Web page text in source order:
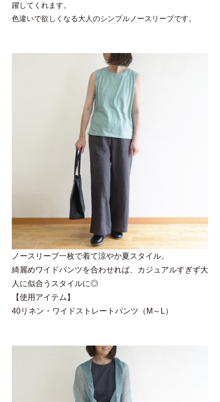
躍してくれます。
色違いで欲しくなる大人のシンプルノースリーブです。
素材
綿100％
サイズ
サイズ
肩幅
バスト
アーム幅
17cm
お手入れ方法
お買い上げ金額11,000円(税込)以上にて送料無料（一部地域
東北・関東・北信越・東海・関西：880円
九州・北海道1,100円
沖縄・離島等中継料が発生する地域1,540円
※11,000円(税込)以上お買い上げで 660円にさせて頂きます
ノースリーブ一枚で着て涼やか夏スタイル。
綺麗めワイドパンツを合わせれば、カジュアルすぎず大
人に似合うスタイルに◎
【使用アイテム】
40リネン・ワイドストレートパンツ（M～L）